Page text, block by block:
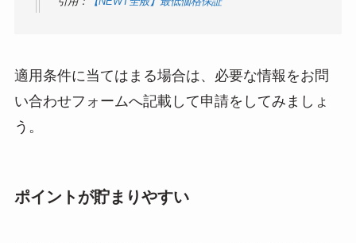
適用条件に当てはまる場合は、必要な情報をお問
い合わせフォームへ記載して申請をしてみましょ
う。
ポイントが貯まりやすい